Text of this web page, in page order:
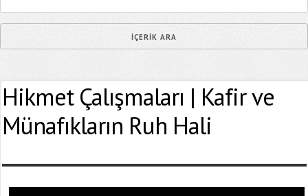
Hikmet Çalışmaları | Kafir ve
Münafıkların Ruh Hali
Epostanız (*)
Yaşadığınız Hatanın Ayrıntıları